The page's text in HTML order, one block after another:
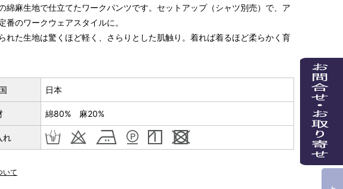
綿麻生地で仕立てたワークパンツです。セットアップ（シャツ別売）で、ア
番のワークウェアスタイルに。
れた生地は驚くほど軽く、さらりとした肌触り。着れば着るほど柔らかく育
日本
綿80% 麻20%
れ
いて